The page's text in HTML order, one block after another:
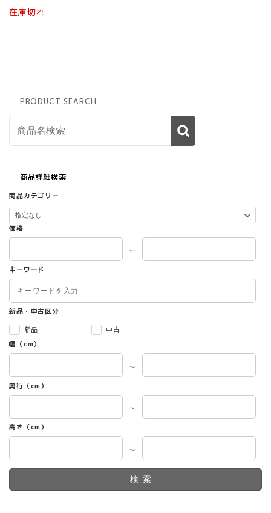
在庫切れ
PRODUCT SEARCH
商品詳細検索
商品カテゴリー
価格
～
キーワード
新品・中古区分
新品
中古
幅（cm）
～
奥行（cm）
～
高さ（cm）
～
検索